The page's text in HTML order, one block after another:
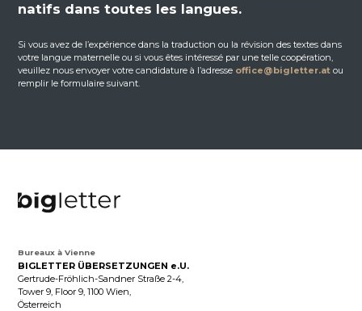
natifs dans toutes les langues.
Si vous avez de l’expérience dans la traduction ou la révision des textes dans
votre langue maternelle ou si vous êtes intéressé par une telle coopération,
veuillez nous envoyer votre candidature à l’adresse office@bigletter.at ou
remplir le formulaire suivant.
Bureaux à Vienne
BIGLETTER ÜBERSETZUNGEN e.U.
Gertrude-Fröhlich-Sandner Straße 2-4,
Tower 9, Floor 9, 1100 Wien,
Österreich